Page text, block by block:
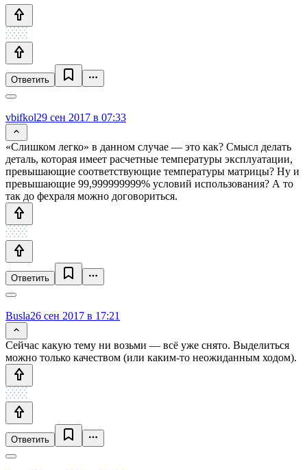
Ответить
vbifkol29 сен 2017 в 07:33
«Слишком легко» в данном случае — это как? Смысл делать
деталь, которая имеет расчетные температуры эксплуатации,
превышающие соответствующие температуры матрицы? Ну и
превышающие 99,999999999% условий использования? А то
так до фехраля можно договориться.
Ответить
Busla26 сен 2017 в 17:21
Сейчас какую тему ни возьми — всё уже снято. Выделиться
можно только качеством (или каким-то неожиданным ходом).
Ответить